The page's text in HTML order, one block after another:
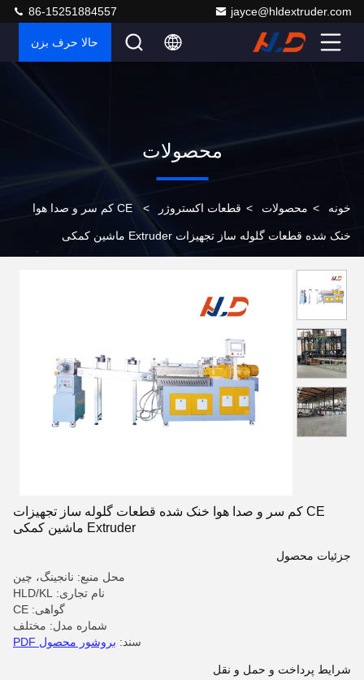
jayce@hldextruder.com
86-15251884557
حالا حرف بزن
محصولات
خونه > محصولات > قطعات اکستروژر > CE کم سر و صدا هوا
خنک شده قطعات گلوله ساز تجهیزات Extruder ماشین کمکی
CE کم سر و صدا هوا خنک شده قطعات گلوله ساز تجهیزات
Extruder ماشین کمکی
جزئیات محصول
محل منبع: نانجینگ، چین
نام تجاری: HLD/KL
گواهی: CE
شماره مدل: مختلف
سند: بروشور محصول PDF
شرایط پرداخت و حمل و نقل